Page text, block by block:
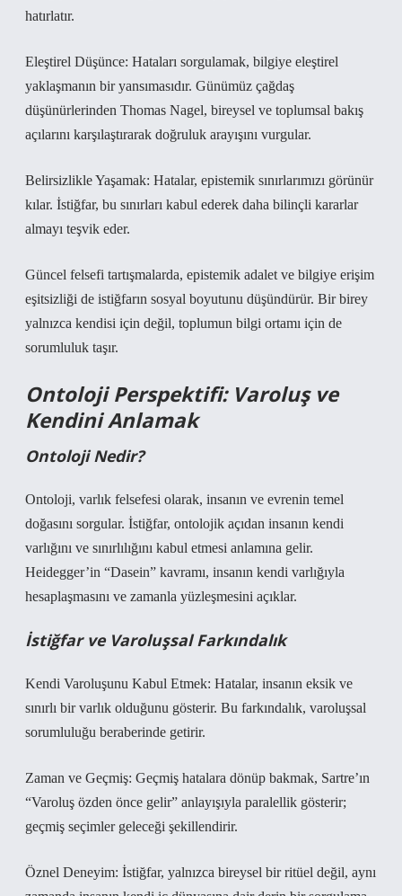
hatırlatır.
Eleştirel Düşünce: Hataları sorgulamak, bilgiye eleştirel
yaklaşmanın bir yansımasıdır. Günümüz çağdaş
düşünürlerinden Thomas Nagel, bireysel ve toplumsal bakış
açılarını karşılaştırarak doğruluk arayışını vurgular.
Belirsizlikle Yaşamak: Hatalar, epistemik sınırlarımızı görünür
kılar. İstiğfar, bu sınırları kabul ederek daha bilinçli kararlar
almayı teşvik eder.
Güncel felsefi tartışmalarda, epistemik adalet ve bilgiye erişim
eşitsizliği de istiğfarın sosyal boyutunu düşündürür. Bir birey
yalnızca kendisi için değil, toplumun bilgi ortamı için de
sorumluluk taşır.
Ontoloji Perspektifi: Varoluş ve
Kendini Anlamak
Ontoloji Nedir?
Ontoloji, varlık felsefesi olarak, insanın ve evrenin temel
doğasını sorgular. İstiğfar, ontolojik açıdan insanın kendi
varlığını ve sınırlılığını kabul etmesi anlamına gelir.
Heidegger’in “Dasein” kavramı, insanın kendi varlığıyla
hesaplaşmasını ve zamanla yüzleşmesini açıklar.
İstiğfar ve Varoluşsal Farkındalık
Kendi Varoluşunu Kabul Etmek: Hatalar, insanın eksik ve
sınırlı bir varlık olduğunu gösterir. Bu farkındalık, varoluşsal
sorumluluğu beraberinde getirir.
Zaman ve Geçmiş: Geçmiş hatalara dönüp bakmak, Sartre’ın
“Varoluş özden önce gelir” anlayışıyla paralellik gösterir;
geçmiş seçimler geleceği şekillendirir.
Öznel Deneyim: İstiğfar, yalnızca bireysel bir ritüel değil, aynı